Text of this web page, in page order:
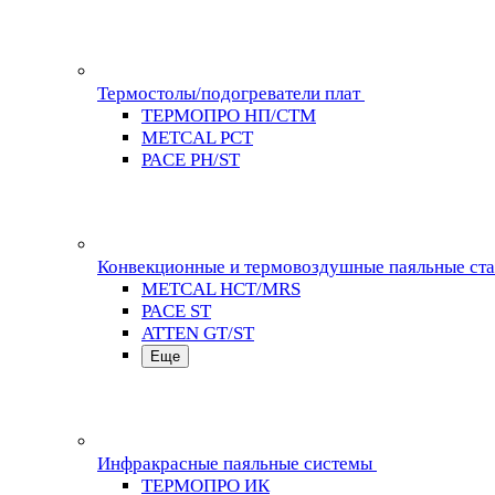
Термостолы/подогреватели плат
ТЕРМОПРО НП/СТМ
METCAL PCT
PACE PH/ST
Конвекционные и термовоздушные паяльные
METCAL HCT/MRS
PACE ST
ATTEN GT/ST
Еще
Инфракрасные паяльные системы
ТЕРМОПРО ИК